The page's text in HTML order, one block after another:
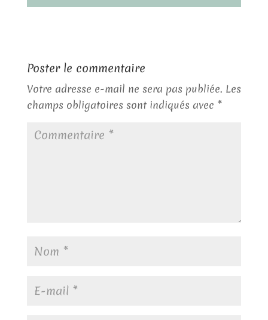
Poster le commentaire
Votre adresse e-mail ne sera pas publiée. Les
champs obligatoires sont indiqués avec *